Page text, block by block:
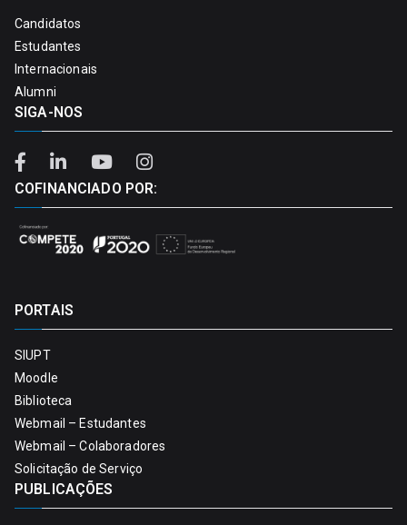
Candidatos
Estudantes
Internacionais
Alumni
SIGA-NOS
COFINANCIADO POR:
PORTAIS
SIUPT
Moodle
Biblioteca
Webmail – Estudantes
Webmail – Colaboradores
Solicitação de Serviço
PUBLICAÇÕES